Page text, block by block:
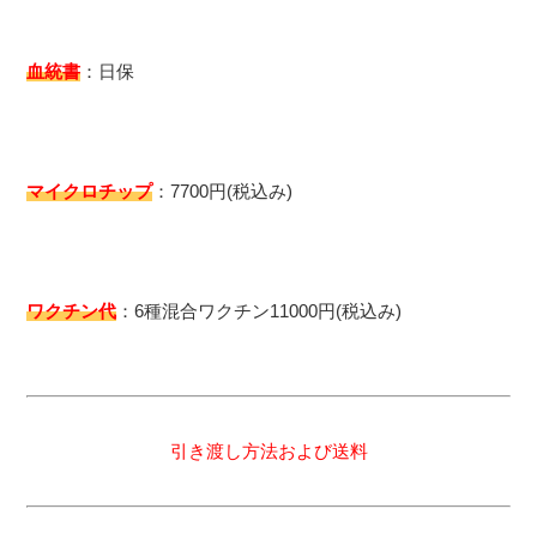
血統書 ：日保
マイクロチップ：7700円(税込み)
ワクチン代 ：6種混合ワクチン11000円(税込み)
引き渡し方法および送料